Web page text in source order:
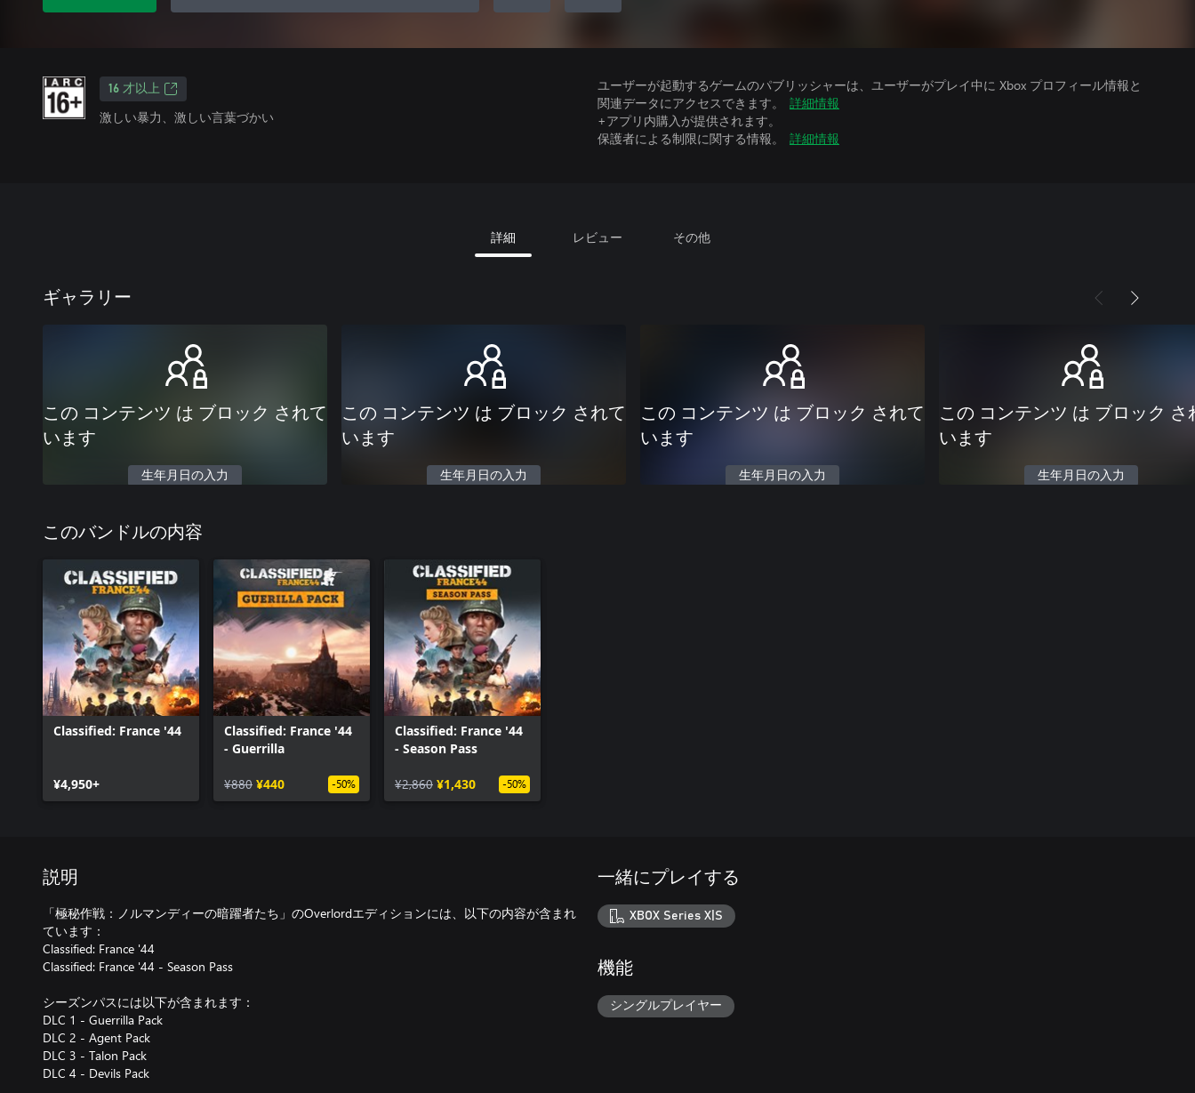
16 才以上
激しい暴力、激しい言葉づかい
ユーザーが起動するゲームのパブリッシャーは、ユーザーがプレイ中に Xbox プロフィール情報と
関連データにアクセスできます。
詳細情報
+アプリ内購入が提供されます。
保護者による制限に関する情報。
詳細情報
詳細 レビュー その他
ギャラリー
この コンテンツ は ブロック されて
います
生年月日の入力
この コンテンツ は ブロック されて
います
生年月日の入力
この コンテンツ は ブロック されて
います
生年月日の入力
この コンテンツ は ブロック さ
います
生年月日の入力
このバンドルの内容
Classified: France '44
¥4,950+
Classified: France '44
- Guerrilla
¥880 ¥440 -50%
Classified: France '44
- Season Pass
¥2,860 ¥1,430 -50%
説明
「極秘作戦：ノルマンディーの暗躍者たち」のOverlordエディションには、以下の内容が含まれ
ています：
Classified: France '44
Classified: France '44 - Season Pass
シーズンパスには以下が含まれます：
DLC 1 - Guerrilla Pack
DLC 2 - Agent Pack
DLC 3 - Talon Pack
DLC 4 - Devils Pack
一緒にプレイする
XBOX Series X|S
機能
シングルプレイヤー